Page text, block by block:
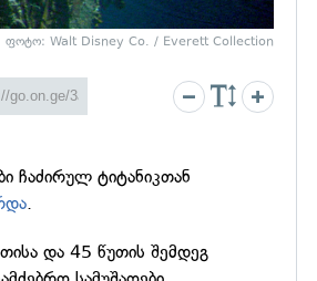
ფოტო: Walt Disney Co. / Everett Collection
ჩაძირულ ტიტანიკთან
.
და 45 წუთის შემდეგ